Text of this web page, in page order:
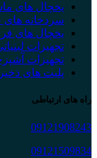
یخچال های
سردخانه های
یخچال های
تجهیزات
تجهیزات
پلیت های
راه های ارتباطی
09121908243
09121509834